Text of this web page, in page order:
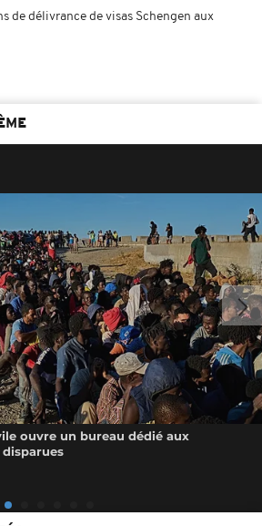
de délivrance de visas Schengen aux
ouvre un bureau dédié aux